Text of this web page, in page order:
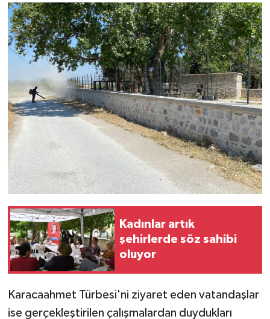
Kadınlar artık
şehirlerde söz sahibi
oluyor
Karacaahmet Türbesi'ni ziyaret eden vatandaşlar
ise gerçekleştirilen çalışmalardan duydukları